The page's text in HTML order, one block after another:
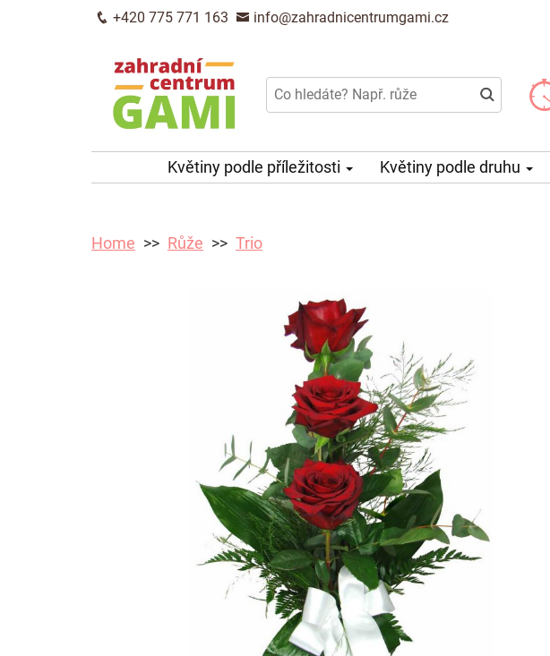
+420 775 771 163 info@zahradnicentrumgami.cz
Květiny podle příležitosti Květiny podle druhu
Home Růže Trio